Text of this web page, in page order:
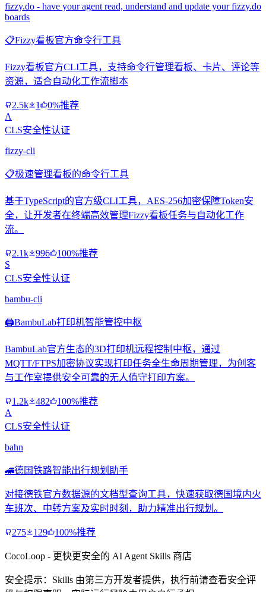
fizzy.do - have your agent read, understand and update your fizzy.do
boards
📋Fizzy看板官方命令行工具
Fizzy看板官方CLI工具，支持命令行管理看板、卡片、评论等
资源，适合自动化工作流脚本
2.5k 1
0%推荐
A
CLS安全性认证
fizzy-cli
📋极速管理看板的命令行工具
基于TypeScript的官方级CLI工具，AES-256加密保障Token安
全，让开发者在终端高效管理Fizzy看板任务与自动化工作
流。
2.1k 996
100%推荐
S
CLS安全性认证
bambu-cli
🖨️BambuLab打印机智能管控中枢
BambuLab官方生态的3D打印机远程控制中枢，通过
MQTT/FTPS加密协议实现打印任务全生命周期管理，为创客
与工作室提供安全可靠的无人值守打印方案。
1.2k 482
100%推荐
A
CLS安全性认证
bahn
🚄德国铁路智能出行规划助手
对接德铁官方数据源的文档型查询工具，快速获取德国境内火
车班次、中转方案及实时时刻，助力精准出行规划。
275 129 100%推荐
CocoLoop - 更快更安全的 AI Agent Skills 商店
安全提示：Skills 由第三方开发者提供，执行前请查看安全评